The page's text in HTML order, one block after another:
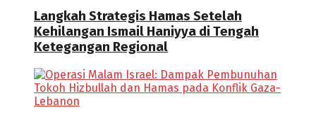
Langkah Strategis Hamas Setelah
Kehilangan Ismail Haniyya di Tengah
Ketegangan Regional